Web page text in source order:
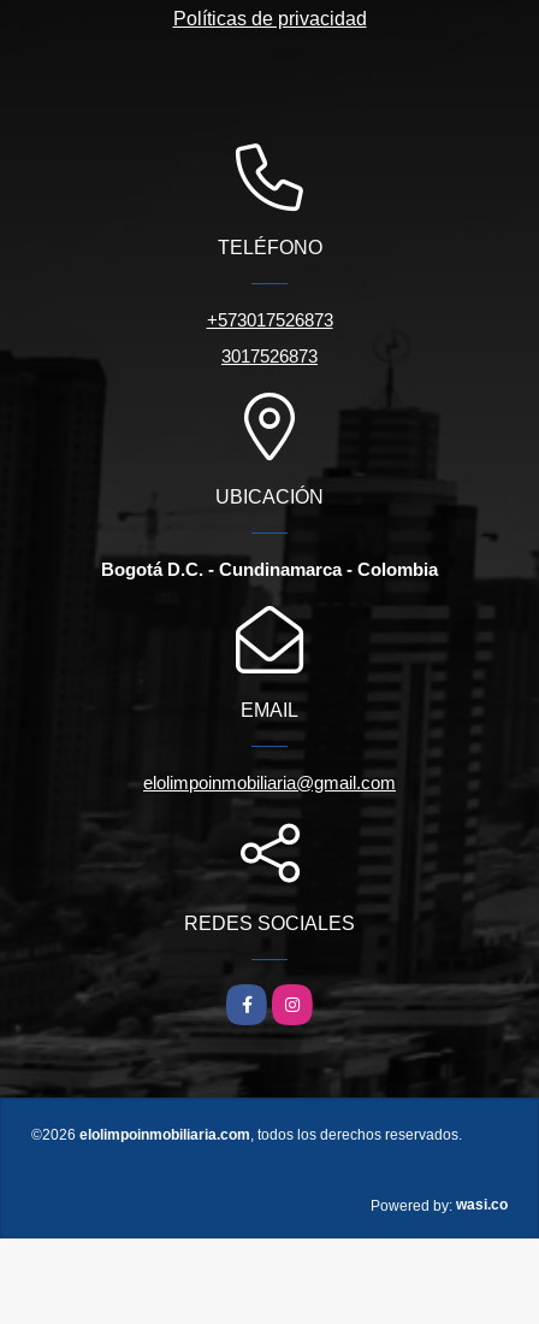
Políticas de privacidad
TELÉFONO
+573017526873
3017526873
UBICACIÓN
Bogotá D.C. - Cundinamarca - Colombia
EMAIL
elolimpoinmobiliaria@gmail.com
REDES SOCIALES
FacebookInstagram
©2026 elolimpoinmobiliaria.com, todos los derechos reservados.
Powered by: wasi.co